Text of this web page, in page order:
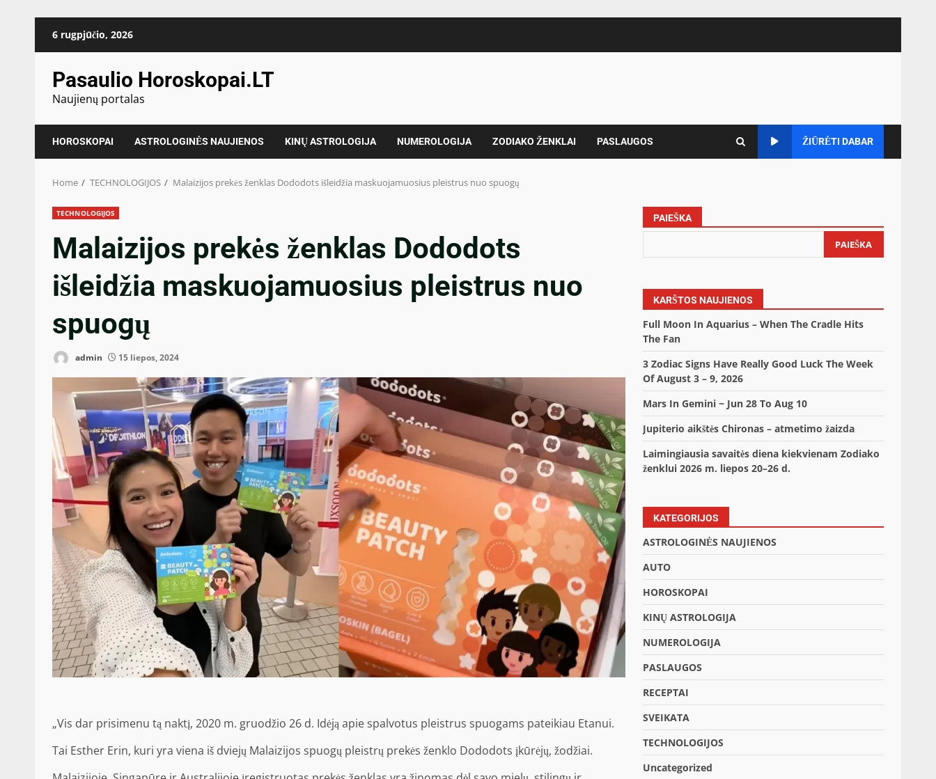
6 rugpjūčio, 2026
Pasaulio Horoskopai.LT
Naujienų portalas
HOROSKOPAI ASTROLOGINĖS NAUJIENOS KINŲ ASTROLOGIJA NUMEROLOGIJA ZODIAKO ŽENKLAI PASLAUGOS ŽIŪRĖTI DABAR
Home TECHNOLOGIJOS Malaizijos prekės ženklas Dododots išleidžia maskuojamuosius pleistrus nuo spuogų
TECHNOLOGIJOS
Malaizijos prekės ženklas Dododots
išleidžia maskuojamuosius pleistrus nuo
spuogų
admin 15 liepos, 2024
„Vis dar prisimenu tą naktį, 2020 m. gruodžio 26 d. Idėją apie spalvotus pleistrus spuogams pateikiau Etanui.
Tai Esther Erin, kuri yra viena iš dviejų Malaizijos spuogų pleistrų prekės ženklo Dododots įkūrėjų, žodžiai.
PAIEŠKA
PAIEŠKA
KARŠTOS NAUJIENOS
Full Moon In Aquarius – When The Cradle Hits
The Fan
3 Zodiac Signs Have Really Good Luck The Week
Of August 3 – 9, 2026
Mars In Gemini ~ Jun 28 To Aug 10
Jupiterio aikštės Chironas – atmetimo žaizda
Laimingiausia savaitės diena kiekvienam Zodiako
ženklui 2026 m. liepos 20–26 d.
KATEGORIJOS
ASTROLOGINĖS NAUJIENOS
AUTO
HOROSKOPAI
KINŲ ASTROLOGIJA
NUMEROLOGIJA
PASLAUGOS
RECEPTAI
SVEIKATA
TECHNOLOGIJOS
Uncategorized